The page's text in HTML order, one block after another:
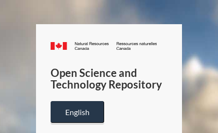
Canada.ca
/
Canada
Open Science and
Technology Repository
English